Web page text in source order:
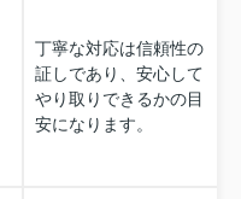
丁寧な対応は信頼性の
証しであり、安心して
やり取りできるかの目
安になります。